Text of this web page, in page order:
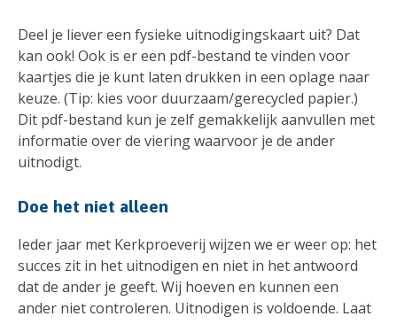
Deel je liever een fysieke uitnodigingskaart uit? Dat
kan ook! Ook is er een pdf-bestand te vinden voor
kaartjes die je kunt laten drukken in een oplage naar
keuze. (Tip: kies voor duurzaam/gerecycled papier.)
Dit pdf-bestand kun je zelf gemakkelijk aanvullen met
informatie over de viering waarvoor je de ander
uitnodigt.
Doe het niet alleen
Ieder jaar met Kerkproeverij wijzen we er weer op: het
succes zit in het uitnodigen en niet in het antwoord
dat de ander je geeft. Wij hoeven en kunnen een
ander niet controleren. Uitnodigen is voldoende. Laat